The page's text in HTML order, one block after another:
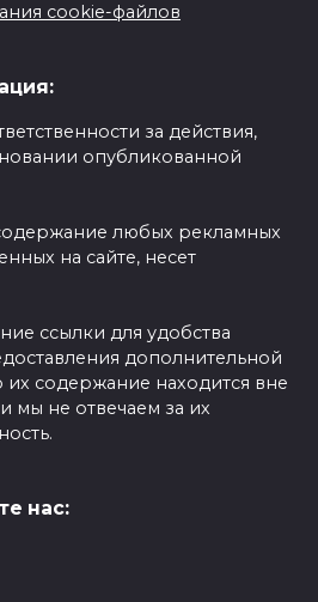
cookie-файлов
за действия,
опубликованной
любых рекламных
на сайте, несет
ссылки для удобства
дополнительной
содержание находится вне
мы не отвечаем за их
нас: